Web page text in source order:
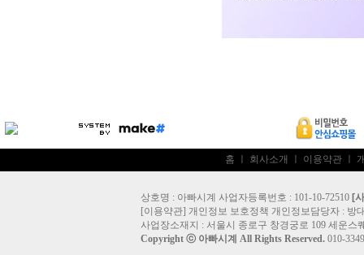
홈 회사소개 이용약관
상호명 : 아빠시계 사업자등록번호 : 101-10-72510 [
[이용약관] 개인정보 보호정책 개인정보담당자 : 방
사업장소재지 : 서울시 종로구 창경궁로 109 세운스
Copyright ⓒ 아빠시계 All Rights Reserved. 010-